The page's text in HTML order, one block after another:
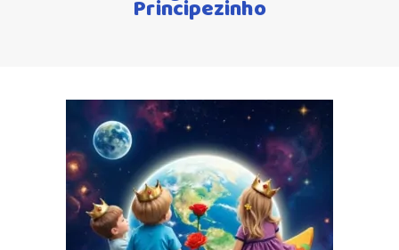
Principezinho
SERVIÇOS